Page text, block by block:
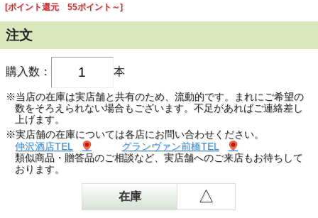
[ポイント還元 55ポイント～]
注文
購入数： 本
※当店の在庫は実店舗と共有のため、流動的です。まれにご希望の
数をそろえられない場合もございます。不足があればご連絡差し
上げます。
※実店舗の在庫については各店にお問い合わせください。
仲沢酒店TEL
グランヴァン前橋TEL
類似商品・贈答品のご相談など、実店舗へのご来店もお待ちして
おります。
在庫 △